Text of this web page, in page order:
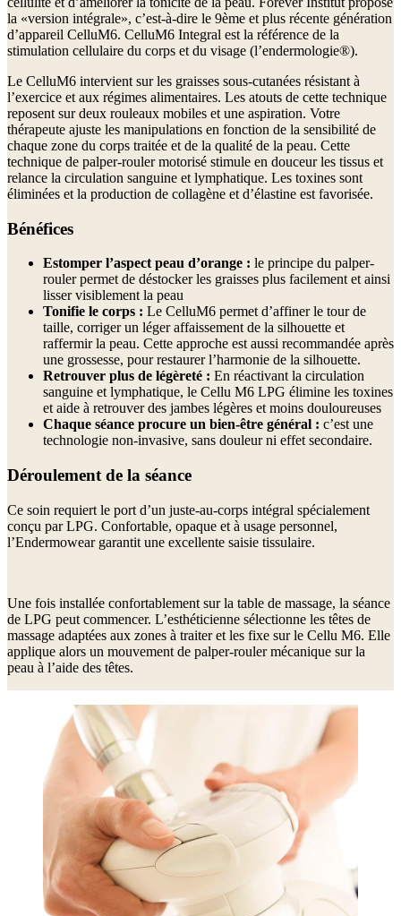
la «version intégrale», c’est-à-dire le 9ème et plus récente génération
d’appareil CelluM6. CelluM6 Integral est la référence de la
stimulation cellulaire du corps et du visage (l’endermologie®).
Le CelluM6 intervient sur les graisses sous-cutanées résistant à
l’exercice et aux régimes alimentaires. Les atouts de cette technique
reposent sur deux rouleaux mobiles et une aspiration. Votre
thérapeute ajuste les manipulations en fonction de la sensibilité de
chaque zone du corps traitée et de la qualité de la peau. Cette
technique de palper-rouler motorisé stimule en douceur les tissus et
relance la circulation sanguine et lymphatique. Les toxines sont
éliminées et la production de collagène et d’élastine est favorisée.
Bénéfices
Estomper l’aspect peau d’orange : le principe du palper-
rouler permet de déstocker les graisses plus facilement et ainsi
lisser visiblement la peau
Tonifie le corps : Le CelluM6 permet d’affiner le tour de
taille, corriger un léger affaissement de la silhouette et
raffermir la peau. Cette approche est aussi recommandée après
une grossesse, pour restaurer l’harmonie de la silhouette.
Retrouver plus de légèreté : En réactivant la circulation
sanguine et lymphatique, le Cellu M6 LPG élimine les toxines
et aide à retrouver des jambes légères et moins douloureuses
Chaque séance procure un bien-être général : c’est une
technologie non-invasive, sans douleur ni effet secondaire.
Déroulement de la séance
Ce soin requiert le port d’un juste-au-corps intégral spécialement
conçu par LPG. Confortable, opaque et à usage personnel,
l’Endermowear garantit une excellente saisie tissulaire.
Une fois installée confortablement sur la table de massage, la séance
de LPG peut commencer. L’esthéticienne sélectionne les têtes de
massage adaptées aux zones à traiter et les fixe sur le Cellu M6. Elle
applique alors un mouvement de palper-rouler mécanique sur la
peau à l’aide des têtes.